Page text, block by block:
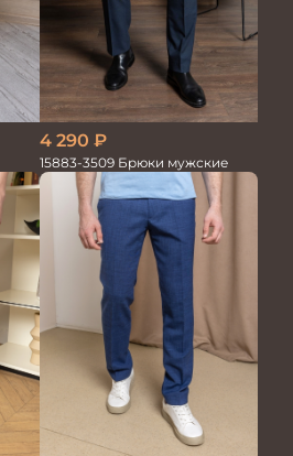
4 290 ₽
15883-3509 Брюки мужские